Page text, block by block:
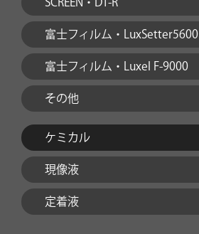
富士フィルム・LuxSetter5600
富士フィルム・Luxel F-9000
その他
ケミカル
現像液
定着液